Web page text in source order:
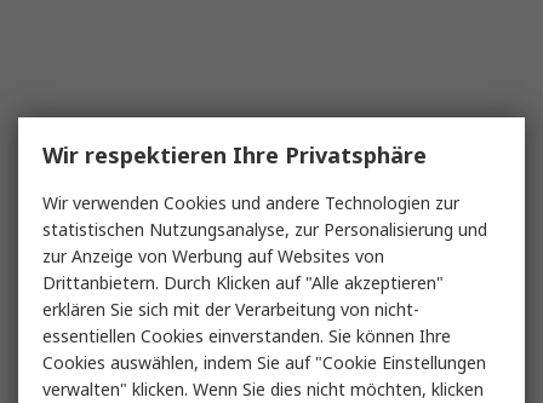
Wir respektieren Ihre Privatsphäre
Wir verwenden Cookies und andere Technologien zur
statistischen Nutzungsanalyse, zur Personalisierung und
zur Anzeige von Werbung auf Websites von
Drittanbietern. Durch Klicken auf "Alle akzeptieren"
erklären Sie sich mit der Verarbeitung von nicht-
essentiellen Cookies einverstanden. Sie können Ihre
Cookies auswählen, indem Sie auf "Cookie Einstellungen
verwalten" klicken. Wenn Sie dies nicht möchten, klicken